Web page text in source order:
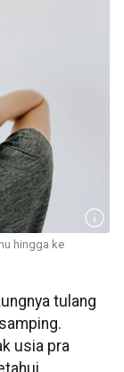
hingga ke
tulang
usia pra